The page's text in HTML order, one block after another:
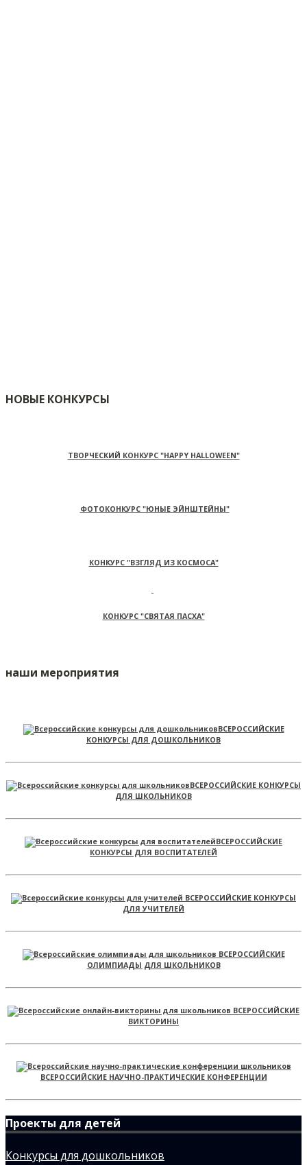
НОВЫЕ КОНКУРСЫ
ТВОРЧЕСКИЙ КОНКУРС "HAPPY HALLOWEEN"
ФОТОКОНКУРС "ЮНЫЕ ЭЙНШТЕЙНЫ"
КОНКУРС "ВЗГЛЯД ИЗ КОСМОСА"
КОНКУРС "СВЯТАЯ ПАСХА"
наши мероприятия
ВСЕРОССИЙСКИЕ
КОНКУРСЫ ДЛЯ ДОШКОЛЬНИКОВ
ВСЕРОССИЙСКИЕ КОНКУРСЫ
ДЛЯ ШКОЛЬНИКОВ
ВСЕРОССИЙСКИЕ
КОНКУРСЫ ДЛЯ ВОСПИТАТЕЛЕЙ
ВСЕРОССИЙСКИЕ КОНКУРСЫ
ДЛЯ УЧИТЕЛЕЙ
ВСЕРОССИЙСКИЕ
ОЛИМПИАДЫ ДЛЯ ШКОЛЬНИКОВ
ВСЕРОССИЙСКИЕ
ВИКТОРИНЫ
ВСЕРОССИЙСКИЕ НАУЧНО-ПРАКТИЧЕСКИЕ КОНФЕРЕНЦИИ
Проекты для детей
Конкурсы для дошкольников